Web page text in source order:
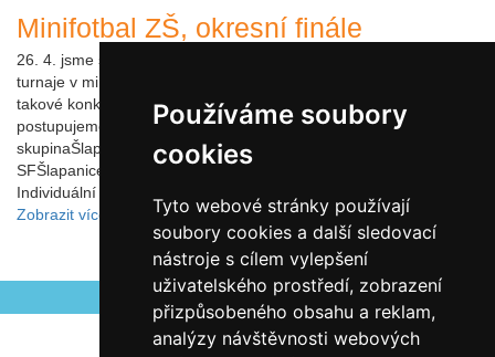
Používáme soubory
cookies
Tyto webové stránky používají
soubory cookies a další sledovací
nástroje s cílem vylepšení
uživatelského prostředí, zobrazení
přizpůsobeného obsahu a reklam,
analýzy návštěvnosti webových
Minifotbal ZŠ, okresní finále
26. 4. jsme se znovu úspěšně zúčastnili s hochy 8. a 9. tříd
turnaje v minifotbale. Tentokráte jsme měli více štěstí, ale v
takové konkurenci to někdy jinak ani nejde. Dobrá zpráva je, že
postupujeme do krajského finále do Blanska. Základní
skupinaŠlapanice - Drásov 1:0Šlapanice - Bílovice n. S. 0:0
SFŠlapanice - Ivančice 2:1 pen. FŠlapanice - Zbýšov 1:0 pen.
Individuální ocenění ještě získal Luká
Zobrazit více